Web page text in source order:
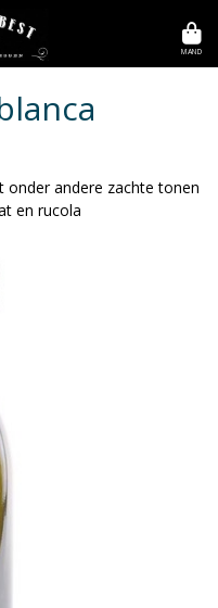
MAND
onder andere zachte tonen
en rucola